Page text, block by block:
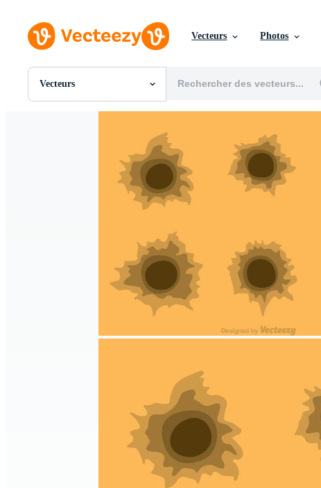
Vecteurs Photos
Vecteurs
Toutes Images
Événements Éditoriaux